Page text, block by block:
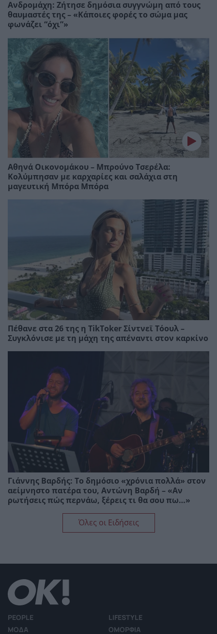
Ανδρομάχη: Ζήτησε δημόσια συγγνώμη από τους
θαυμαστές της – «Κάποιες φορές το σώμα μας
φωνάζει “όχι”»
Αθηνά Οικονομάκου – Μπρούνο Τσερέλα:
Κολύμπησαν με καρχαρίες και σαλάχια στη
μαγευτική Μπόρα Μπόρα
Πέθανε στα 26 της η TikToker Σίντνεϊ Τόουλ –
Συγκλόνισε με τη μάχη της απέναντι στον καρκίνο
Γιάννης Βαρδής: Το δημόσιο «χρόνια πολλά» στον
αείμνηστο πατέρα του, Αντώνη Βαρδή – «Αν
ρωτήσεις πώς περνάω, ξέρεις τι θα σου πω…»
Όλες οι Ειδήσεις
PEOPLE
LIFESTYLE
ΜΟΔΑ
ΟΜΟΡΦΙΑ